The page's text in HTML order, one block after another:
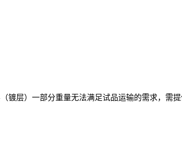
层）一部分重量无法满足试品运输的需求，需提